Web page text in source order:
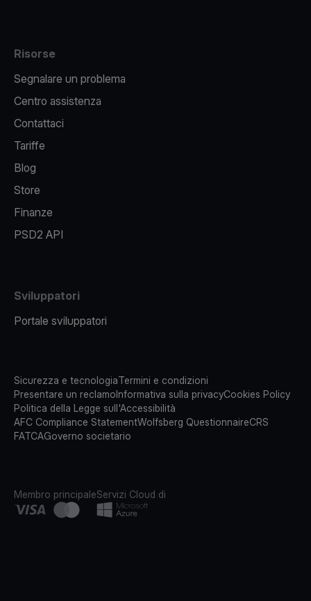
Risorse
Segnalare un problema
Centro assistenza
Contattaci
Tariffe
Blog
Store
Finanze
PSD2 API
Sviluppatori
Portale sviluppatori
Sicurezza e tecnologiaTermini e condizioni
Presentare un reclamoInformativa sulla privacyCookies Policy
Politica della Legge sull'Accessibilità
AFC Compliance StatementWolfsberg QuestionnaireCRS
FATCAGoverno societario
Membro principaleServizi Cloud di